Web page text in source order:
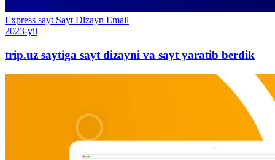
Express sayt Sayt Dizayn Email
2023-yil
trip.uz saytiga sayt dizayni va sayt yaratib berdik